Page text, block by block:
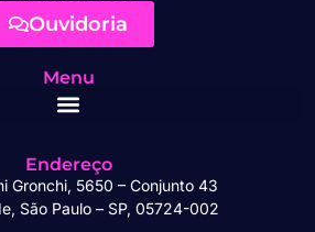
Ouvidoria
Menu
Endereço
Gronchi, 5650 – Conjunto 43
São Paulo – SP, 05724-002